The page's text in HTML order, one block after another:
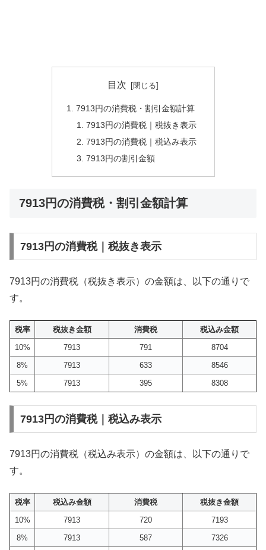
目次
7913円の消費税・割引金額計算
7913円の消費税｜税抜き表示
7913円の消費税｜税込み表示
7913円の割引金額
7913円の消費税・割引金額計算
7913円の消費税｜税抜き表示
7913円の消費税（税抜き表示）の金額は、以下の通りで
す。
税率 税抜き金額 消費税
税込み金額
10%
7913 791
8704
8%
7913 633
8546
5%
7913 395 8308
7913円の消費税｜税込み表示
7913円の消費税（税込み表示）の金額は、以下の通りで
す。
税率 税込み金額 消費税
税抜き金額
10%
7913 720
7193
8%
7913 587
7326